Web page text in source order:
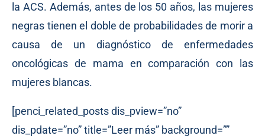
la ACS. Además, antes de los 50 años, las mujeres
negras tienen el doble de probabilidades de morir a
causa de un diagnóstico de enfermedades
oncológicas de mama en comparación con las
mujeres blancas.
[penci_related_posts dis_pview=”no”
dis_pdate=”no” title=”Leer más” background=””